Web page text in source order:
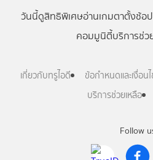
Follow
วันนี้ดูสิทธิพิเศษอ่านเกมตาตั้งช้อ
คอมมูนิตี้บริการช่ว
เกี่ยวกับทรูไอดี ข้อกำหนดและเงื่อน
บริการช่วยเหลือ